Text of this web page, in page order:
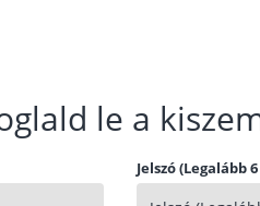
le a
Jelszó (Legalább